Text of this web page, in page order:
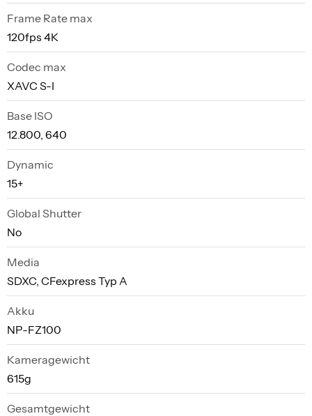
Frame Rate max
120fps 4K
Codec max
XAVC S-I
Base ISO
12.800, 640
Dynamic
15+
Global Shutter
No
Media
SDXC, CFexpress Typ A
Akku
NP-FZ100
Kameragewicht
615g
Gesamtgewicht